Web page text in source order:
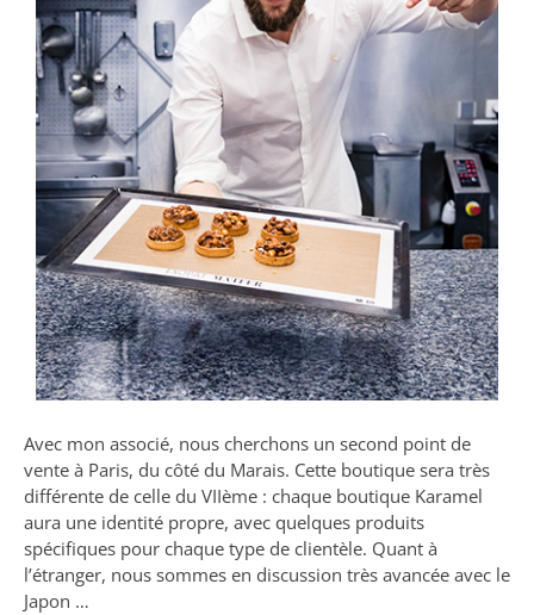
Avec mon associé, nous cherchons un second point de
vente à Paris, du côté du Marais. Cette boutique sera très
différente de celle du VIIème : chaque boutique Karamel
aura une identité propre, avec quelques produits
spécifiques pour chaque type de clientèle. Quant à
l’étranger, nous sommes en discussion très avancée avec le
Japon …